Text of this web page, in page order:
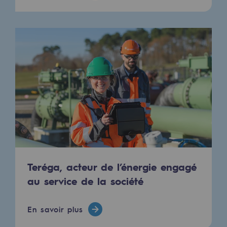
2050 : un monde d’énergies
Objectif Hydrogène
CCUS Objectif Zéro CO2
Objectif Biométhane
Le Labo
Acteur engagé
Acteur engagé
Responsabilité environnementale
BE POSITIF, le programme de
Teréga, acteur de l’énergie engagé
au service de la société
En savoir plus